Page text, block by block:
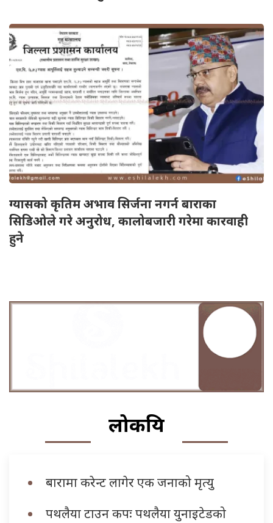
ग्यासको कृतिम अभाव सिर्जना नगर्न बाराका
सिडिओले गरे अनुरोध, कालोबजारी गरेमा कारवाही
हुने
लोकप्रिय
बारामा करेन्ट लागेर एक जनाको मृत्यु
पथलैया टाउन कपः पथलैया युनाइटेडको